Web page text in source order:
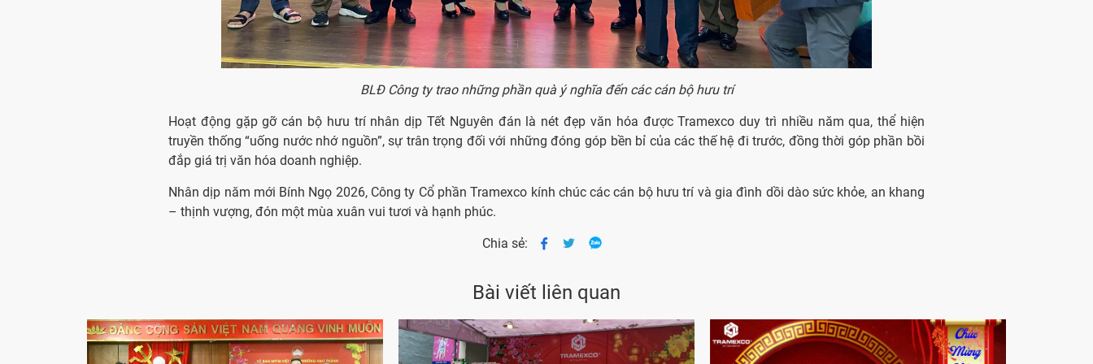
BLĐ Công ty trao những phần quà ý nghĩa đến các cán bộ hưu trí
Hoạt động gặp gỡ cán bộ hưu trí nhân dịp Tết Nguyên đán là nét đẹp văn hóa được Tramexco duy trì nhiều năm qua, thể hiện
truyền thống “uống nước nhớ nguồn”, sự trân trọng đối với những đóng góp bền bỉ của các thế hệ đi trước, đồng thời góp phần bồi
đắp giá trị văn hóa doanh nghiệp.
Nhân dịp năm mới Bính Ngọ 2026, Công ty Cổ phần Tramexco kính chúc các cán bộ hưu trí và gia đình dồi dào sức khỏe, an khang
– thịnh vượng, đón một mùa xuân vui tươi và hạnh phúc.
Chia sẻ:
Bài viết liên quan